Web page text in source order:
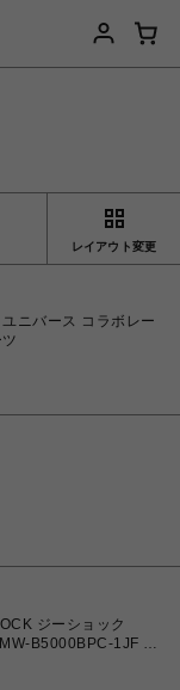
レイアウト変更
ニバース コラボレー
ジーショック
B5000BPC-1JF 防
ラー充電） 電波時